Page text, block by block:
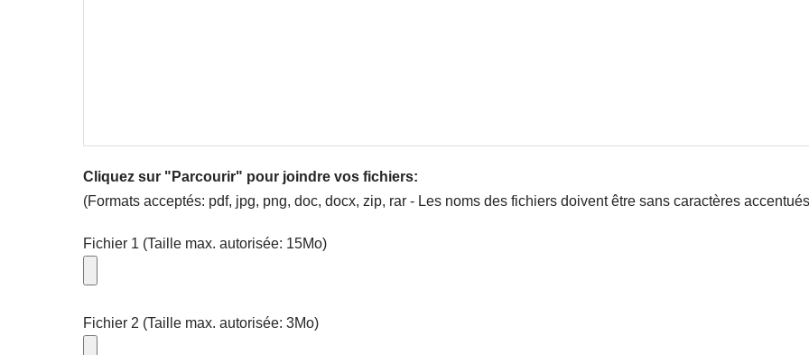
Cliquez sur "Parcourir" pour joindre vos fichiers:
(Formats acceptés: pdf, jpg, png, doc, docx, zip, rar - Les noms des fichiers doivent être sans caractères
Fichier 1 (Taille max. autorisée: 15Mo)
Fichier 2 (Taille max. autorisée: 3Mo)